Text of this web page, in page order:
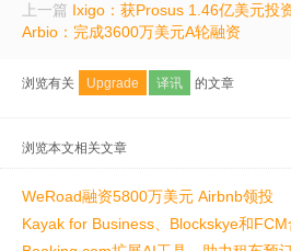
上一篇 Ixigo：获Prosus 1.46亿美元投
Arbio：完成3600万美元A轮融资
浏览有关 Upgrade 译讯 的文章
浏览本文相关文章
WeRoad融资5800万美元 Airbnb领投
Kayak for Business、Blockskye和